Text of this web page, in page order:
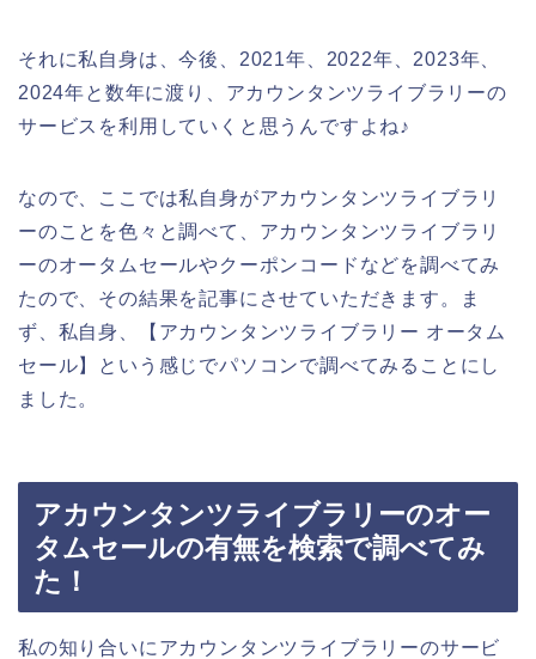
それに私自身は、今後、2021年、2022年、2023年、
2024年と数年に渡り、アカウンタンツライブラリーの
サービスを利用していくと思うんですよね♪
なので、ここでは私自身がアカウンタンツライブラリ
ーのことを色々と調べて、アカウンタンツライブラリ
ーのオータムセールやクーポンコードなどを調べてみ
たので、その結果を記事にさせていただきます。ま
ず、私自身、【アカウンタンツライブラリー オータム
セール】という感じでパソコンで調べてみることにし
ました。
アカウンタンツライブラリーのオー
タムセールの有無を検索で調べてみ
た！
私の知り合いにアカウンタンツライブラリーのサービ